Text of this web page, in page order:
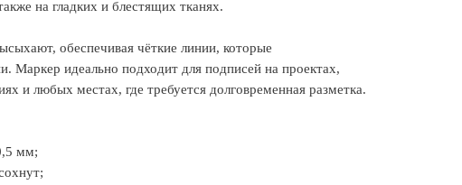
на гладких и блестящих тканях.
обеспечивая чёткие линии, которые
Маркер идеально подходит для подписей на проектах,
и любых местах, где требуется долговременная разметка.
мм;